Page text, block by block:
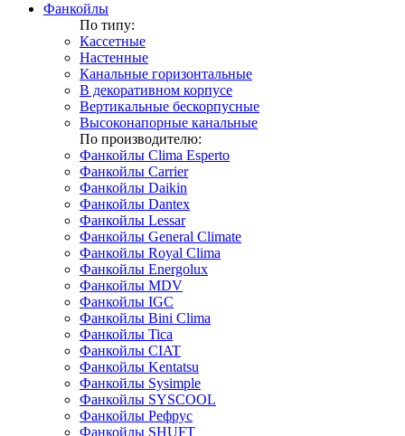
Фанкойлы
По типу:
Кассетные
Настенные
Канальные горизонтальные
В декоративном корпусе
Вертикальные бескорпусные
Высоконапорные канальные
По производителю:
Фанкойлы Clima Esperto
Фанкойлы Carrier
Фанкойлы Daikin
Фанкойлы Dantex
Фанкойлы Lessar
Фанкойлы General Climate
Фанкойлы Royal Clima
Фанкойлы Energolux
Фанкойлы MDV
Фанкойлы IGC
Фанкойлы Bini Clima
Фанкойлы Tica
Фанкойлы CIAT
Фанкойлы Kentatsu
Фанкойлы Sysimple
Фанкойлы SYSCOOL
Фанкойлы Рефрус
Фанкойлы SHUFT